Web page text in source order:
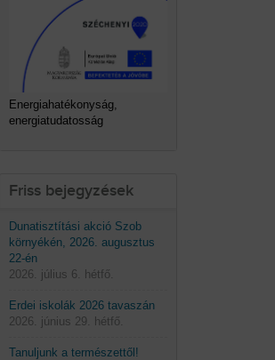
Energiahatékonyság,
energiatudatosság
Friss bejegyzések
Dunatisztítási akció Szob
környékén, 2026. augusztus
22-én
2026. július 6. hétfő.
Erdei iskolák 2026 tavaszán
2026. június 29. hétfő.
Tanuljunk a természettől!